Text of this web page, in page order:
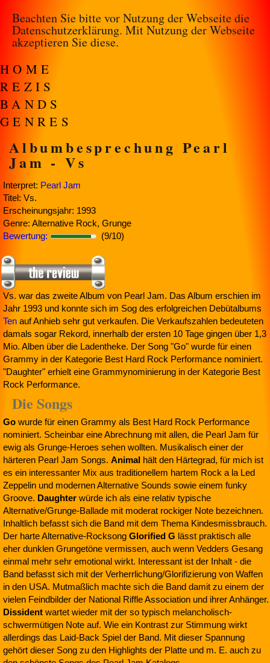
Beachten Sie bitte vor Nutzung der Webseite die
Datenschutzerklärung. Mit Nutzung der Webseite
akzeptieren Sie diese.
HOME
REZIS
BANDS
GENRES
Albumbesprechung Pearl
Jam - Vs
Interpret: Pearl Jam
Titel: Vs.
Erscheinungsjahr: 1993
Genre: Alternative Rock, Grunge
Bewertung:
(9/10)
Vs. war das zweite Album von Pearl Jam. Das Album erschien im
Jahr 1993 und konnte sich im Sog des erfolgreichen Debütalbums
Ten auf Anhieb sehr gut verkaufen. Die Verkaufszahlen bedeuteten
damals sogar Rekord, innerhalb der ersten 10 Tage gingen über 1,3
Mio. Alben über die Ladentheke. Der Song "Go" wurde für einen
Grammy in der Kategorie Best Hard Rock Performance nominiert.
"Daughter" erhielt eine Grammynominierung in der Kategorie Best
Rock Performance.
Die Songs
Go wurde für einen Grammy als Best Hard Rock Performance
nominiert. Scheinbar eine Abrechnung mit allen, die Pearl Jam für
ewig als Grunge-Heroes sehen wollten. Musikalisch einer der
härteren Pearl Jam Songs. Animal hält den Härtegrad, für mich ist
es ein interessanter Mix aus traditionellem hartem Rock a la Led
Zeppelin und modernen Alternative Sounds sowie einem funky
Groove. Daughter würde ich als eine relativ typische
Alternative/Grunge-Ballade mit moderat rockiger Note bezeichnen.
Inhaltlich befasst sich die Band mit dem Thema Kindesmissbrauch.
Der harte Alternative-Rocksong Glorified G lässt praktisch alle
eher dunklen Grungetöne vermissen, auch wenn Vedders Gesang
einmal mehr sehr emotional wirkt. Interessant ist der Inhalt - die
Band befasst sich mit der Verherrlichung/Glorifizierung von Waffen
in den USA. Mutmaßlich machte sich die Band damit zu einem der
vielen Feindbilder der National Riffle Association und ihrer Anhänger.
Dissident wartet wieder mit der so typisch melancholisch-
schwermütigen Note auf. Wie ein Kontrast zur Stimmung wirkt
allerdings das Laid-Back Spiel der Band. Mit dieser Spannung
gehört dieser Song zu den Highlights der Platte und m. E. auch zu